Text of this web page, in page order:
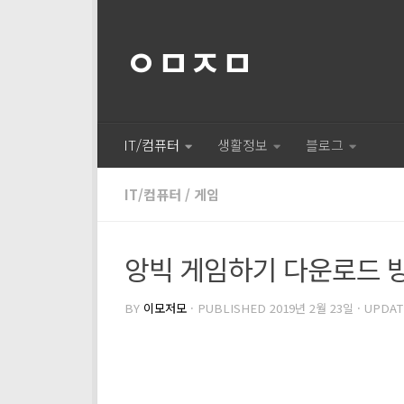
ㅇㅁㅈㅁ
IT/컴퓨터 생활정보 블로그
IT/컴퓨터 / 게임
앙빅 게임하기 다운로드
BY 이모저모 · PUBLISHED 2019년 2월 23일 ·